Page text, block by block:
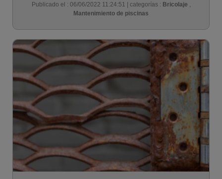
Publicado el : 06/06/2022 11:24:51 | categorías : Bricolaje
Mantenimiento de piscinas